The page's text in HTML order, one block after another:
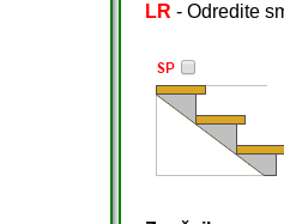
LR - Odredite